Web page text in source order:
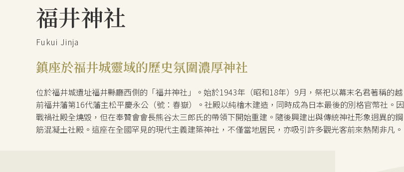
福井神社
Fukui Jinja
鎮座於福井城靈域的歷史氛圍濃厚神社
位於福井城遺址福井縣廳西側的「福井神社」。始於1943年（昭和18年）9月，祭祀以幕末名君著稱的越
前福井藩第16代藩主松平慶永公（號：春嶽）。社殿以純檜木建造，同時成為日本最後的別格官幣社。因
戰禍社殿全燒毀，但在奉贊會會長熊谷太三郎氏的帶領下開始重建。隨後興建出與傳統神社形象迥異的鋼
筋混凝土社殿。這座在全國罕見的現代主義建築神社，不僅當地居民，亦吸引許多觀光客前來熱鬧非凡。